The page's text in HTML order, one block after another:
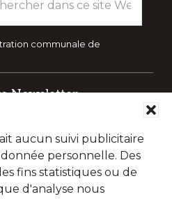
aucun suivi publicitaire
personnelle. Des
fins statistiques ou de
d'analyse nous
communale de
Newsletter
Chaudfontaine.